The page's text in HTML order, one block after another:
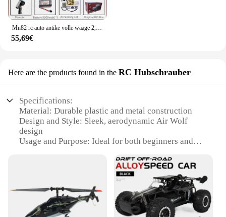
55,69€
Here are the products found in the RC Hubschrauber
Specifications:
Material: Durable plastic and metal construction
Design and Style: Sleek, aerodynamic Air Wolf
design
Usage and Purpose: Ideal for both beginners and
Performance and Property: Powerful motor for
Parts and Accessories: Comes with a complete set of
spare parts
Applicable People: Suitable for ages 14 and up